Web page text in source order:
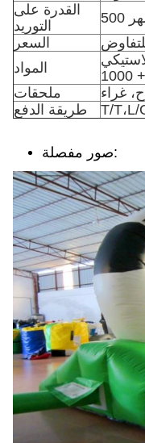
القدرة على
التوريد
السعر
المواد
ملحقات
غراء
طريقة الدفع
صور مفصلة: